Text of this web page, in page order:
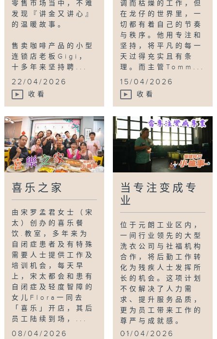
零售市场当中，不难
发现『讲金又讲心』
的温暖故事。
售卖咖啡产品的小型
连锁店老板Gigi，
十多年来坚持聘...
22/04/2026
收看
调而枯燥的工作，但
在龙仔的世界里，一
切都有着自己的节奏
与秩序。他用专注和
坚持，将平凡的每一
天过得充实且有条
理。而主管Tomm...
15/04/2026
收看
喜乐之家
由宋罗孟君女士（宋
太）创办的喜乐餐
饮.教室，多年来为
自闭症患者及有特殊
需要人士提供工作及
培训机会，每天早
上，宋太都会和患有
自闭症及轻度智障的
女儿Flora一同去
「喜乐」开店，其后
员工陆续到场，...
08/04/2026
当专注变成专
业
位于元朗工业区内，
一间行业领先的大型
洗衣公司与社福机构
合作，将后勤工作转
化为残疾人士发挥所
长的机会。这项计划
不仅解决了人力需
求、提升服务品质，
更为员工带来工作的
尊严与成就感。
...
01/04/2026